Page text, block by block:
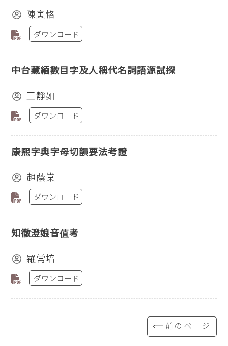
陳寅恪
ダウンロード
中台藏緬數目字及人稱代名詞語源試探
王靜如
ダウンロード
康熙字典字母切韻要法考證
趙蔭棠
ダウンロード
知徹澄娘音值考
羅常培
ダウンロード
⟸前のページ